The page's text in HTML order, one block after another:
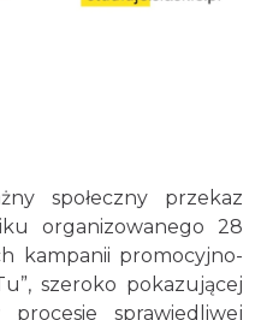
społeczny przekaz
organizowanego 28
kampanii promocyjno-
szeroko pokazującej
sprawiedliwej